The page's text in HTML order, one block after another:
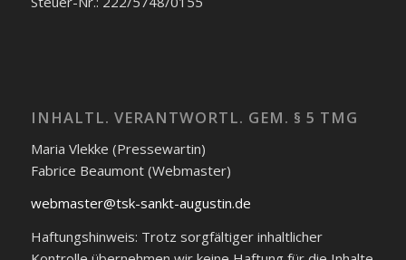
INHALTL. VERANTWORTL. GEM. § 5 TMG
Maria Vlekke (Pressewartin)
Fabrice Beaumont (Webmaster)
webmaster@tsk-sankt-augustin.de
Haftungshinweis: Trotz sorgfältiger inhaltlicher